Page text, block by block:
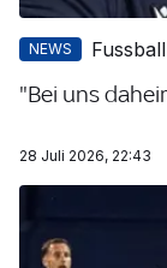
NEWS Fussball
"Bei uns
28 Juli 2026, 22:43